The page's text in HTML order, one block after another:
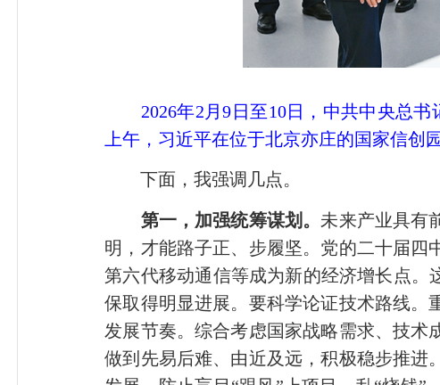
2026年2月9日至10日，中共中央总书
上午，习近平在位于北京亦庄的国家信创
下面，我强调几点。
第一，加强统筹谋划。 未来产业具有
明，才能路子正、 步履坚。党的二十届四
第六代移动通信等成为新的经济增长点。
保取得明显进展。要科学论证技术路线。
发展节奏。综合考虑国家战略需求、技术
做到先易后难、由近及远，积极稳步推进